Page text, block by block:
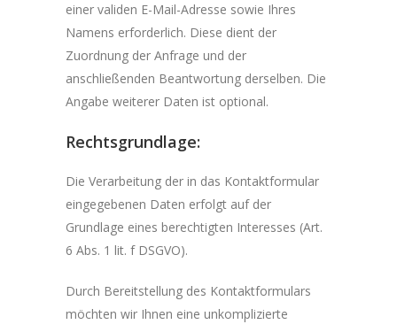
einer validen E-Mail-Adresse sowie Ihres
Namens erforderlich. Diese dient der
Zuordnung der Anfrage und der
anschließenden Beantwortung derselben. Die
Angabe weiterer Daten ist optional.
Rechtsgrundlage:
Die Verarbeitung der in das Kontaktformular
eingegebenen Daten erfolgt auf der
Grundlage eines berechtigten Interesses (Art.
6 Abs. 1 lit. f DSGVO).
Durch Bereitstellung des Kontaktformulars
möchten wir Ihnen eine unkomplizierte